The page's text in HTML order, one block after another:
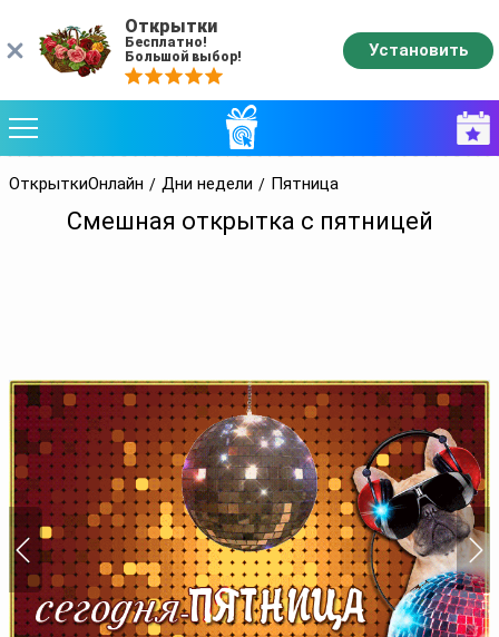
ОткрыткиОнлайн Дни недели Пятница
Смешная открытка с пятницей
Открытки
Бесплатно!
Большой выбор!
Установить